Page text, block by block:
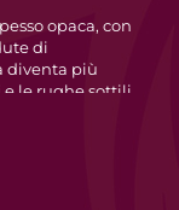
un tono
Dopo il
e un
più sano.